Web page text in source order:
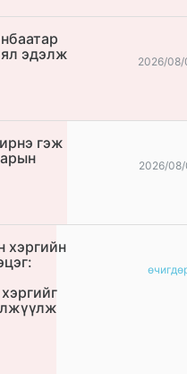
ял эдэлж
2026/08/
гэж
2026/
хэргийн